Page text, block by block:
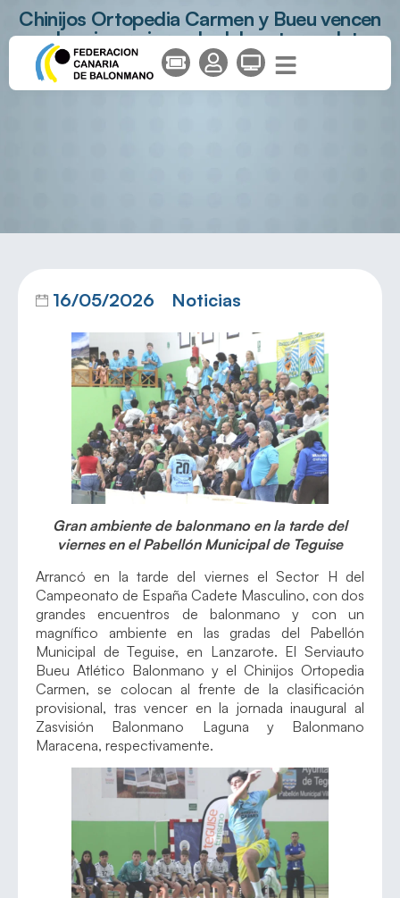
Chinijos Ortopedia Carmen y Bueu vencen
en la primera jornada del sector cadete
16/05/2026 Noticias
Gran ambiente de balonmano en la tarde del
viernes en el Pabellón Municipal de Teguise
Arrancó en la tarde del viernes el Sector H del
Campeonato de España Cadete Masculino, con dos
grandes encuentros de balonmano y con un
magnífico ambiente en las gradas del Pabellón
Municipal de Teguise, en Lanzarote. El Serviauto
Bueu Atlético Balonmano y el Chinijos Ortopedia
Carmen, se colocan al frente de la clasificación
provisional, tras vencer en la jornada inaugural al
Zasvisión Balonmano Laguna y Balonmano
Maracena, respectivamente.